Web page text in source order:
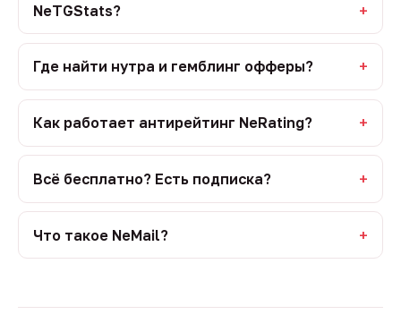
NeTGStats?
Где найти нутра и гемблинг офферы?
Как работает антирейтинг NeRating?
Всё бесплатно? Есть подписка?
Что такое NeMail?